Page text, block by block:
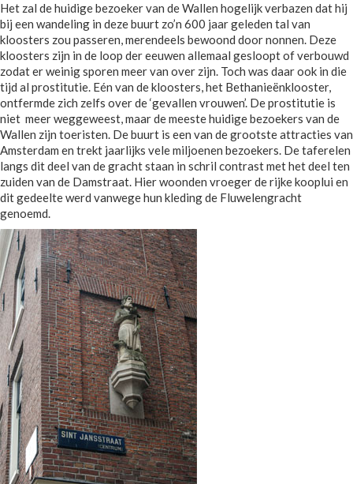
Het zal de huidige bezoeker van de Wallen hogelijk verbazen dat hij
bij een wandeling in deze buurt zo’n 600 jaar geleden tal van
kloosters zou passeren, merendeels bewoond door nonnen. Deze
kloosters zijn in de loop der eeuwen allemaal gesloopt of verbouwd
zodat er weinig sporen meer van over zijn. Toch was daar ook in die
tijd al prostitutie. Eén van de kloosters, het Bethanieënklooster,
ontfermde zich zelfs over de ‘gevallen vrouwen’. De prostitutie is
niet meer weggeweest, maar de meeste huidige bezoekers van de
Wallen zijn toeristen. De buurt is een van de grootste attracties van
Amsterdam en trekt jaarlijks vele miljoenen bezoekers. De taferelen
langs dit deel van de gracht staan in schril contrast met het deel ten
zuiden van de Damstraat. Hier woonden vroeger de rijke kooplui en
dit gedeelte werd vanwege hun kleding de Fluwelengracht
genoemd.